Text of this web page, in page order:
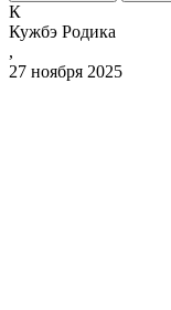
К
Кужбэ Родика
,
27 ноября 2025